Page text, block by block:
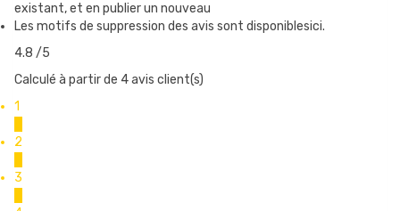
Le connecteur 510 s’équipe bien sûr d’un pin sur ressort pour
s’adapter à tous les atomiseurs, jusqu’à 24mm sans débord.
existant, et en publier un nouveau
Les motifs de suppression des avis sont disponiblesici.
4.8 /5
Calculé à partir de 4 avis client(s)
1
2
3